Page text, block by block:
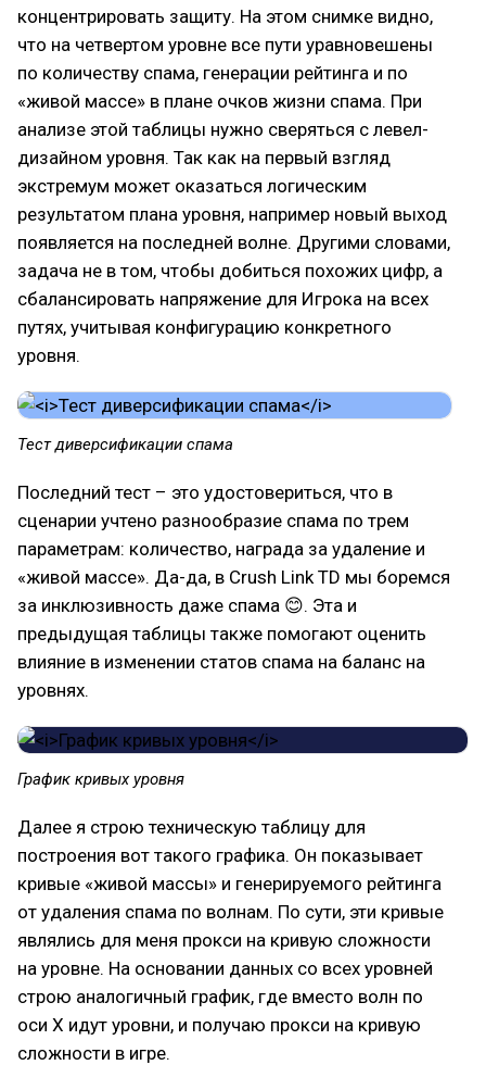
концентрировать защиту. На этом снимке видно,
что на четвертом уровне все пути уравновешены
по количеству спама, генерации рейтинга и по
«живой массе» в плане очков жизни спама. При
анализе этой таблицы нужно сверяться с левел-
дизайном уровня. Так как на первый взгляд
экстремум может оказаться логическим
результатом плана уровня, например новый выход
появляется на последней волне. Другими словами,
задача не в том, чтобы добиться похожих цифр, а
сбалансировать напряжение для Игрока на всех
путях, учитывая конфигурацию конкретного
уровня.
Тест диверсификации спама
Последний тест – это удостовериться, что в
сценарии учтено разнообразие спама по трем
параметрам: количество, награда за удаление и
«живой массе». Да-да, в Crush Link TD мы боремся
за инклюзивность даже спама 😊. Эта и
предыдущая таблицы также помогают оценить
влияние в изменении статов спама на баланс на
уровнях.
График кривых уровня
Далее я строю техническую таблицу для
построения вот такого графика. Он показывает
кривые «живой массы» и генерируемого рейтинга
от удаления спама по волнам. По сути, эти кривые
являлись для меня прокси на кривую сложности
на уровне. На основании данных со всех уровней
строю аналогичный график, где вместо волн по
оси Х идут уровни, и получаю прокси на кривую
сложности в игре.